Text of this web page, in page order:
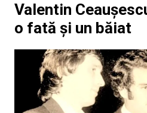
Valentin
o fată și un băiat